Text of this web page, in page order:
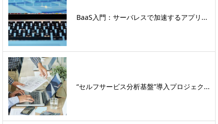
BaaS入門：サーバレスで加速するアプリ...
“セルフサービス分析基盤”導入プロジェク...